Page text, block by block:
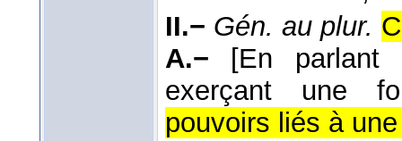
II.− Gén. au plur.
A.−
[En parlant
exerçant une
pouvoirs liés à